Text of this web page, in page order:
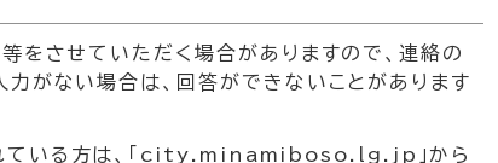
をさせていただく場合がありますので、連絡の
がない場合は、回答ができないことがあります
れている方は、「city.minamiboso.lg.jp」から